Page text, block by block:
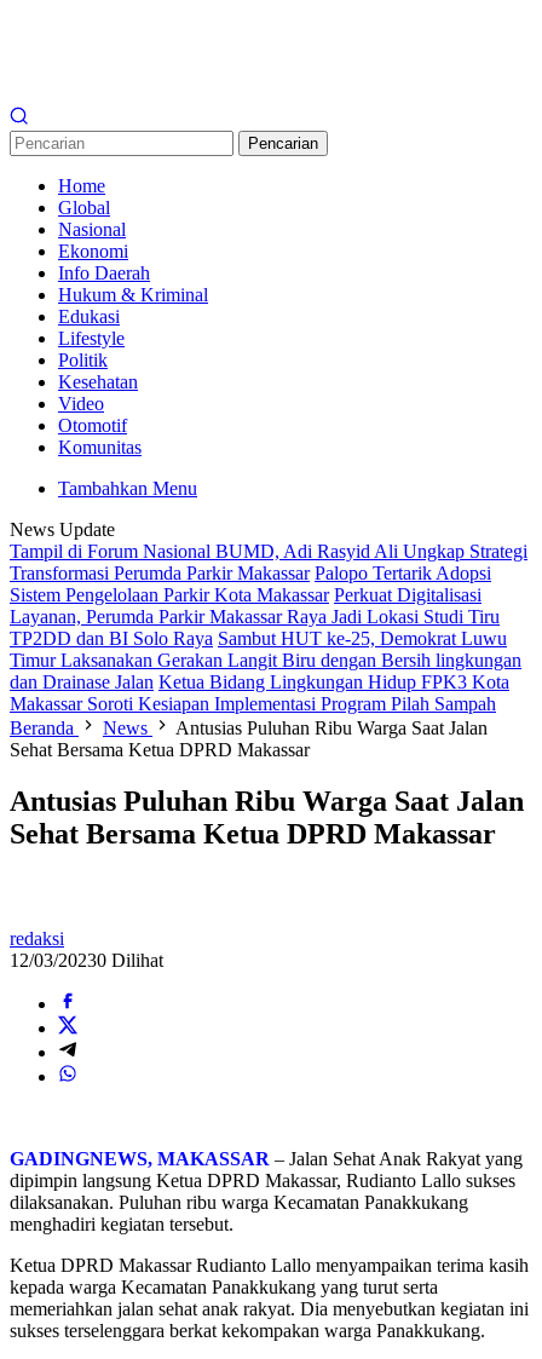
Pencarian
Home
Global
Nasional
Ekonomi
Info Daerah
Hukum & Kriminal
Edukasi
Lifestyle
Politik
Kesehatan
Video
Otomotif
Komunitas
Tambahkan Menu
News Update
Tampil di Forum Nasional BUMD, Adi Rasyid Ali Ungkap Strategi
Transformasi Perumda Parkir Makassar Palopo Tertarik Adopsi
Sistem Pengelolaan Parkir Kota Makassar Perkuat Digitalisasi
Layanan, Perumda Parkir Makassar Raya Jadi Lokasi Studi Tiru
TP2DD dan BI Solo Raya Sambut HUT ke-25, Demokrat Luwu
Timur Laksanakan Gerakan Langit Biru dengan Bersih lingkungan
dan Drainase Jalan Ketua Bidang Lingkungan Hidup FPK3 Kota
Makassar Soroti Kesiapan Implementasi Program Pilah Sampah
Beranda
News
Antusias Puluhan Ribu Warga Saat Jalan
Sehat Bersama Ketua DPRD Makassar
Antusias Puluhan Ribu Warga Saat Jalan
Sehat Bersama Ketua DPRD Makassar
redaksi
12/03/20230 Dilihat
GADINGNEWS, MAKASSAR – Jalan Sehat Anak Rakyat yang
dipimpin langsung Ketua DPRD Makassar, Rudianto Lallo sukses
dilaksanakan. Puluhan ribu warga Kecamatan Panakkukang
menghadiri kegiatan tersebut.
Ketua DPRD Makassar Rudianto Lallo menyampaikan terima kasih
kepada warga Kecamatan Panakkukang yang turut serta
memeriahkan jalan sehat anak rakyat. Dia menyebutkan kegiatan ini
sukses terselenggara berkat kekompakan warga Panakkukang.